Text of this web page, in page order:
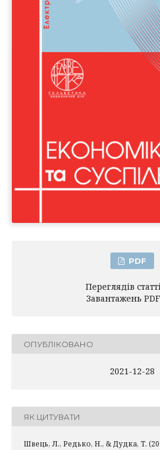
PDF
Переглядів
Завантажень
ОПУБЛІКОВАНО
2021-12-28
ЯК ЦИТУВАТИ
Швець, Л., Редько, Н., & Дудка, Т.